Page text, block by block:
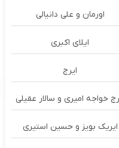
اورمان و علی دانیالی
ايلاى اكبرى
ایرج
خواجه امیری و سالار عقیلی
ایریک بویز و حسین استیری